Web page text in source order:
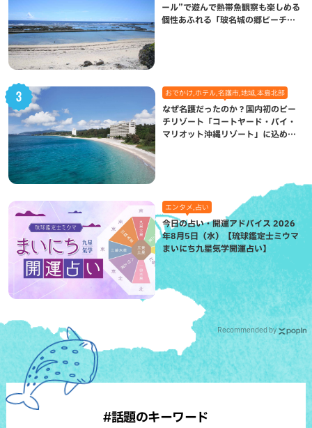
ール”で遊んで熱帯魚観察も楽しめる
個性あふれる「玻名城の郷ビーチ」
おでかけ,ホテル,名護市,地域,本島北部
なぜ名護だったのか？国内初のビー
チリゾート「コートヤード・バイ・
マリオット沖縄リゾート」に込めら
エンタメ,占い
今日の占い・開運アドバイス 2026
年8月5日（水）【琉球鑑定士ミウマ
まいにち九星気学開運占い】
Recommended by
#話題のキーワード